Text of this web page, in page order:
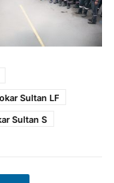
Sultan LF
Sultan S